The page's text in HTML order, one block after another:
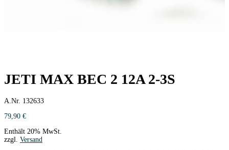
JETI MAX BEC 2 12A 2-3S
A.Nr. 132633
79,90 €
Enthält 20% MwSt.
zzgl. Versand